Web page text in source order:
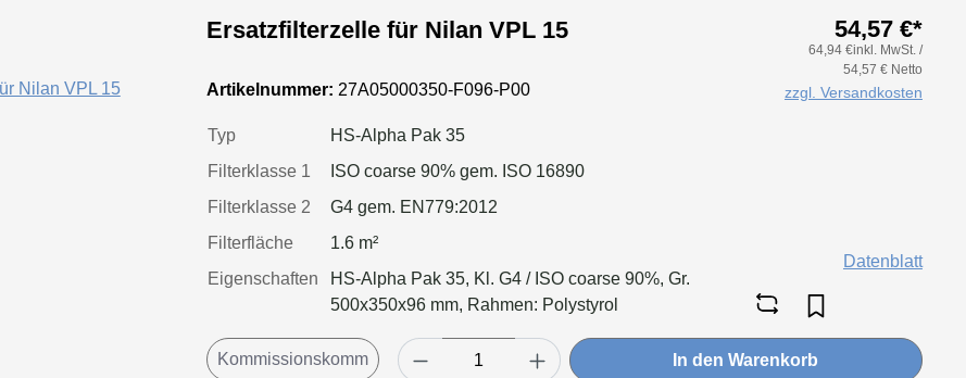
Ersatzfilterzelle für Nilan VPL 15
Artikelnummer: 27A05000350-F096-P00
Typ
HS-Alpha Pak 35
Filterklasse 1
ISO coarse 90% gem. ISO 16890
Filterklasse 2
G4 gem. EN779:2012
Filterfläche
1.6 m²
Eigenschaften
HS-Alpha Pak 35, Kl. G4 / ISO coarse 90%, Gr.
500x350x96 mm, Rahmen: Polystyrol
54,57 €*
64,94 €inkl. MwSt. /
54,57 € Netto
zzgl. Versandkosten
Datenblatt
In den Warenkorb